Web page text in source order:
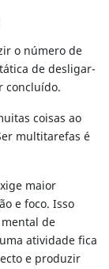
o número de
de desligar-
concluído.
coisas ao
multitarefas é
maior
e foco. Isso
de
atividade fica
e produzir